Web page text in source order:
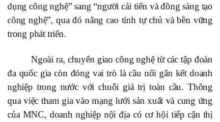
dụng công nghệ” sang “người cải tiến và đồng sáng tạo
công nghệ”, qua đó nâng cao tính tự chủ và bền vững
trong phát triển.
Ngoài ra, chuyển giao công nghệ từ các tập đoàn
đa quốc gia còn đóng vai trò là cầu nối gắn kết doanh
nghiệp trong nước với chuỗi giá trị toàn cầu. Thông
qua việc tham gia vào mạng lưới sản xuất và cung ứng
của MNC, doanh nghiệp nội địa có cơ hội tiếp cận thị